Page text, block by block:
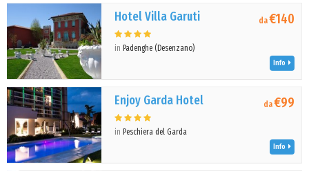
Hotel Villa Garuti
in Padenghe (Desenzano)
da€140
Info
Enjoy Garda Hotel
in Peschiera del Garda
da€99
Info